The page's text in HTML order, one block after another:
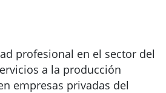
profesional en el sector del
a la producción
empresas privadas del